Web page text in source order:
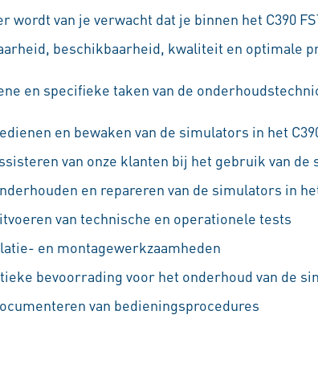
wordt van je verwacht dat je binnen het C390
beschikbaarheid, kwaliteit en optimale
en specifieke taken van de
en bewaken van de simulators in het
van onze klanten bij het gebruik van de
en repareren van de simulators in
van technische en operationele tests
en montagewerkzaamheden
bevoorrading voor het onderhoud van de
van bedieningsprocedures